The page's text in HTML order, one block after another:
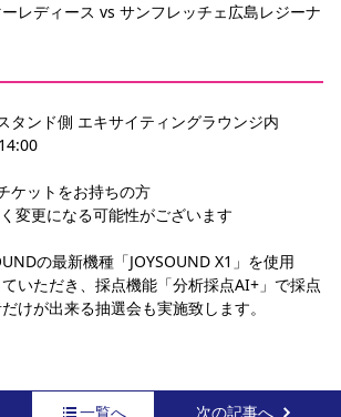
レディース vs サンフレッチェ広島レジーナ
タンド側 エキサイティングラウンジ内
ケットをお持ちの方
変更になる可能性がございます
の最新機種「JOYSOUND X1」を使用
いただき、採点機能「分析採点AI+」で採点
けが出来る抽選会も実施致します。
一覧へ 次の記事へ